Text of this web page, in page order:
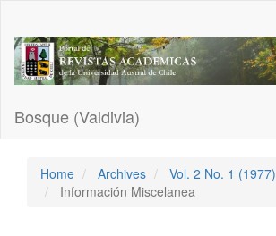
Main
Content
Sidebar
Bosque (Valdivia)
Home Archives
Vol. 2 No. 1 (1977)
Información Miscelanea